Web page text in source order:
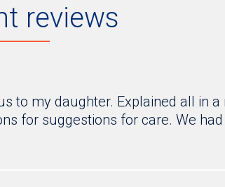
reviews
to my daughter. Explained all in
for suggestions for care. We